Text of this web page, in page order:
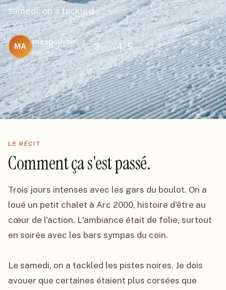
samedi, on a tackled…
MA
maxpouvoir
Publié le 1 mars 2022
3 jours4/5
LE RÉCIT
Comment ça s'est passé.
Trois jours intenses avec les gars du boulot. On a
loué un petit chalet à Arc 2000, histoire d'être au
cœur de l'action. L'ambiance était de folie, surtout
en soirée avec les bars sympas du coin.
Le samedi, on a tackled les pistes noires. Je dois
avouer que certaines étaient plus corsées que